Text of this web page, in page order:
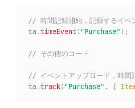
// 時間記録開始，記録するイ
ta.timeEvent ( "Purchase") ;
// その他のコード
// イベントアップロード，時
ta.track( "Purchase" , {